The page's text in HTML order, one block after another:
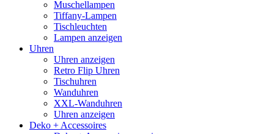
Muschellampen
Tiffany-Lampen
Tischleuchten
Lampen anzeigen
Uhren
Uhren anzeigen
Retro Flip Uhren
Tischuhren
Wanduhren
XXL-Wanduhren
Uhren anzeigen
Deko + Accessoires